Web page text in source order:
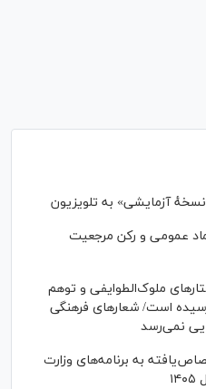
آزمایشی» به تلویزیون
عمومی و رکن مرجعیت
ملوک‌الطوایفی و توهم
رسیده است/ شعارهای فرهنگی
نمی‌رسد
به برنامه‌های وزارت